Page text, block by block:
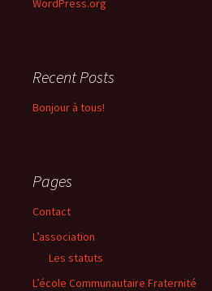
WordPress.org
Recent Posts
Bonjour à tous!
Pages
Contact
L’association
Les statuts
L’école Communautaire Fraternité